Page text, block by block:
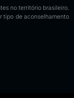
no território brasileiro.
tipo de aconselhamento